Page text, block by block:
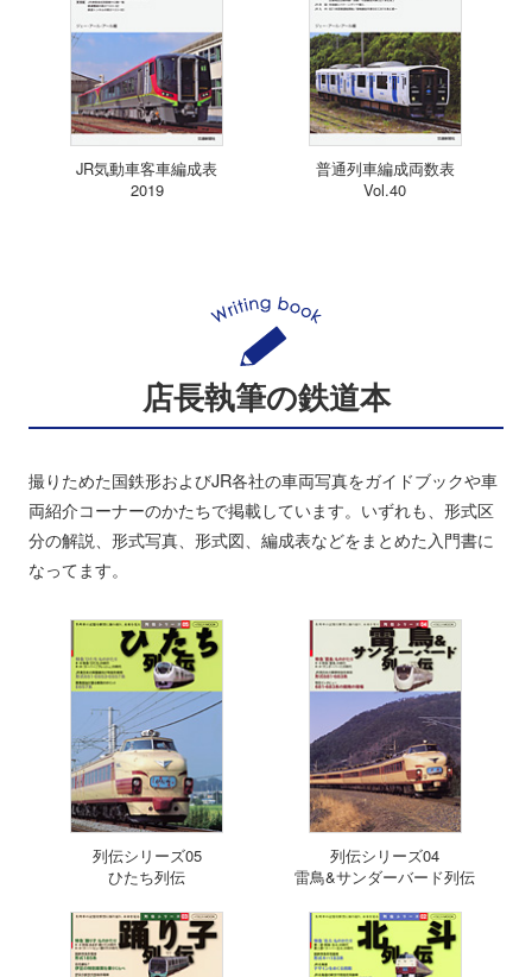
JR気動車客車編成表
2019
普通列車編成両数表
Vol.40
店長執筆の鉄道本
撮りためた国鉄形およびJR各社の車両写真をガイドブックや車
両紹介コーナーのかたちで掲載しています。いずれも、形式区
分の解説、形式写真、形式図、編成表などをまとめた入門書に
なってます。
列伝シリーズ05
ひたち列伝
列伝シリーズ04
雷鳥&サンダーバード列伝